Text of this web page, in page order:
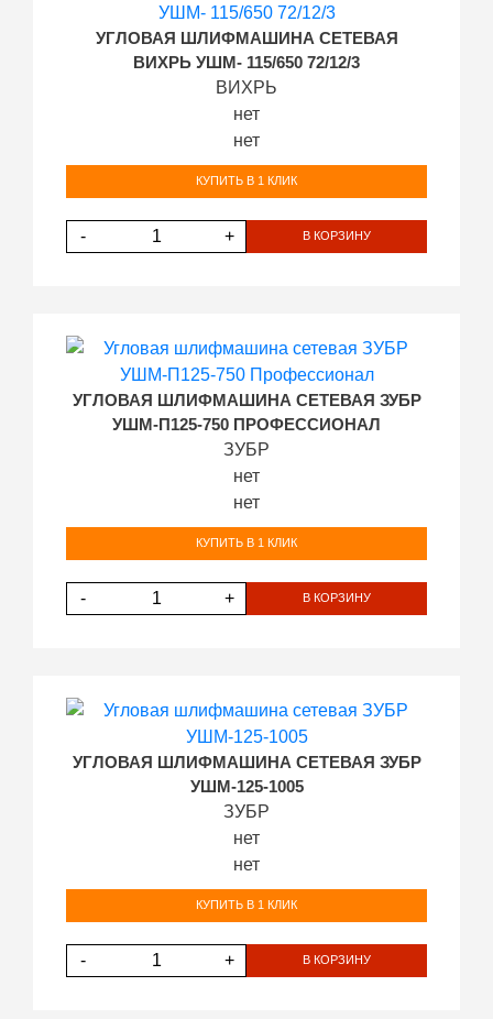
УГЛОВАЯ ШЛИФМАШИНА СЕТЕВАЯ
ВИХРЬ УШМ- 115/650 72/12/3
ВИХРЬ
нет
нет
КУПИТЬ В 1 КЛИК
- + В КОРЗИНУ
УГЛОВАЯ ШЛИФМАШИНА СЕТЕВАЯ ЗУБР
УШМ-П125-750 ПРОФЕССИОНАЛ
ЗУБР
нет
нет
КУПИТЬ В 1 КЛИК
- + В КОРЗИНУ
УГЛОВАЯ ШЛИФМАШИНА СЕТЕВАЯ ЗУБР
УШМ-125-1005
ЗУБР
нет
нет
КУПИТЬ В 1 КЛИК
- + В КОРЗИНУ